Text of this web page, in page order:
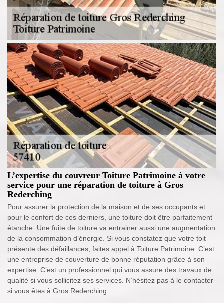
L’expertise du couvreur Toiture Patrimoine à votre
service pour une réparation de toiture à Gros
Rederching
Pour assurer la protection de la maison et de ses occupants et
pour le confort de ces derniers, une toiture doit être parfaitement
étanche. Une fuite de toiture va entrainer aussi une augmentation
de la consommation d’énergie. Si vous constatez que votre toit
présente des défaillances, faites appel à Toiture Patrimoine. C’est
une entreprise de couverture de bonne réputation grâce à son
expertise. C’est un professionnel qui vous assure des travaux de
qualité si vous sollicitez ses services. N’hésitez pas à le contacter
si vous êtes à Gros Rederching.